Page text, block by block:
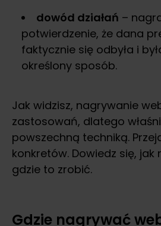
dowód działań –
potwierdzenie, że dana
faktycznie się odbyła i
określony sposób.
Jak widzisz, nagrywanie
zastosowań, dlatego
powszechną techniką.
konkretów. Dowiedz się,
gdzie to zrobić.
Gdzie nagrywać